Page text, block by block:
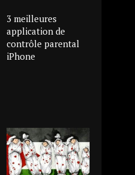
3 meilleures
application de
contrôle parental
iPhone